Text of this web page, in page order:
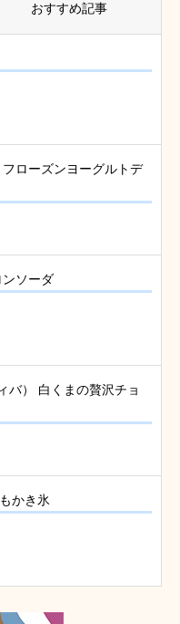
おすすめ記事
ローズンヨーグルトデ
ソーダ
バ） 白くまの贅沢チョ
かき氷